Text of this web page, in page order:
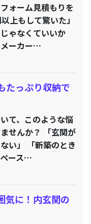
ォーム見積もりを
上もして驚いた」
ゃなくていいか
ーカー…
たっぷり収納で
て、このような悩
せんか？ 「玄関が
い」 「新築のとき
ース…
気に！内玄関の